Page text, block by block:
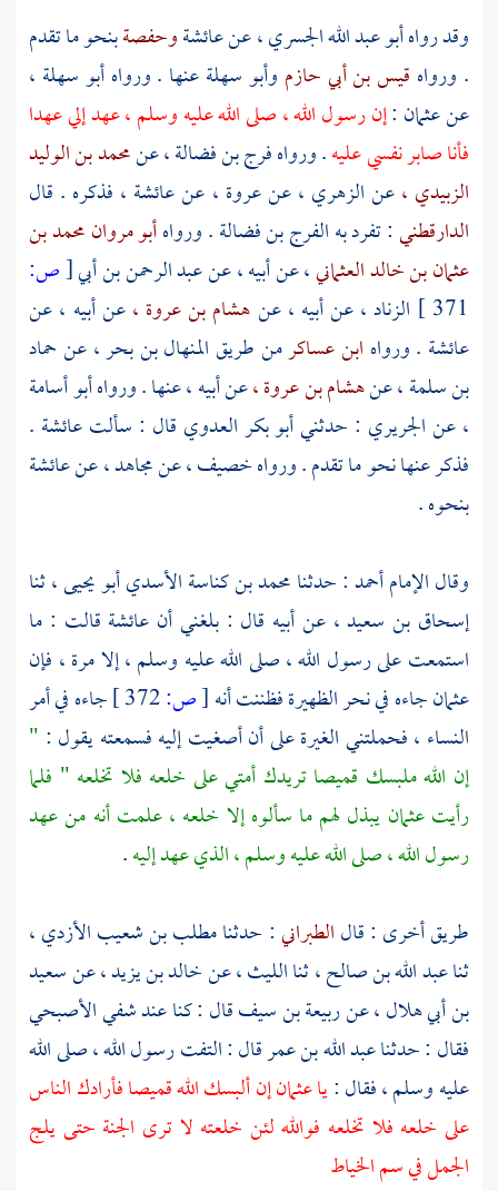
وقد رواهأبو عبد الله الجسري ،عنعائشةوحفصةبنحو ما تقدم
. ورواه قيس بن أبي حازم وأبو سهلةعنها . ورواهأبو سهلة ،
عنعثمان :إن رسول الله ، صلى الله عليه وسلم ، عهد إلي عهدا
فأنا صابر نفسي عليه. ورواهفرج بن فضالة ،عنمحمد بن الوليد
الزبيدي ،عنالزهري ،عنعروة ، عنعائشة ، فذكره . قال
الدارقطني: تفرد بهالفرج بن فضالة. ورواهأبو مروان محمد بن
عثمان بن خالد العثماني، عن أبيه ، عنعبد الرحمن بن أبي[ص:
371 ] الزناد ،عن أبيه ، عنهشام بن عروة ،عن أبيه ، عن
عائشة . ورواه ابن عساكرمن طريقالمنهال بن بحر ،عنحماد
بن سلمة ،عنهشام بن عروة ،عن أبيه ، عنها . ورواهأبو أسامة
،عنالجريري : حدثنيأبو بكر العدوي قال : سألتعائشة .
فذكر عنها نحو ما تقدم . ورواهخصيف ،عنمجاهد ،عنعائشة
بنحوه .
وقال الإمامأحمد: حدثنامحمد بن كناسة الأسدي أبو يحيى ،ثنا
إسحاق بن سعيد ،عن أبيه قال : بلغني أن عائشة قالت : ما
استمعت على رسول الله ، صلى الله عليه وسلم ، إلا مرة ، فإن
عثمانجاءه في نحر الظهيرة فظننت أنه[ص:
جاءه في أمر
النساء ، فحملتني الغيرة على أن أصغيت إليه فسمعته يقول : "
إن الله ملبسك قميصا تريدك أمتي على خلعه فلا تخلعه " فلما
رأيتعثمان يبذل لهم ما سألوه إلا خلعه ، علمت أنه من عهد
رسول الله ، صلى الله عليه وسلم ، الذي عهد إليه.
طريق أخرى : قالالطبراني: حدثنامطلب بن شعيب الأزدي ،
ثناعبد الله بن صالح ،ثناالليث ،عنخالد بن يزيد ،عنسعيد
بن أبي هلال، عنربيعة بن سيفقال : كنا عندشفي الأصبحي
فقال : حدثناعبد الله بن عمرقال : التفت رسول الله ، صلى الله
عليه وسلم ، فقال :ياعثمانإن ألبسك الله قميصا فأرادك الناس
على خلعه فلا تخلعه فوالله لئن خلعته لا ترى الجنة حتى يلج
الجمل في سم الخياط